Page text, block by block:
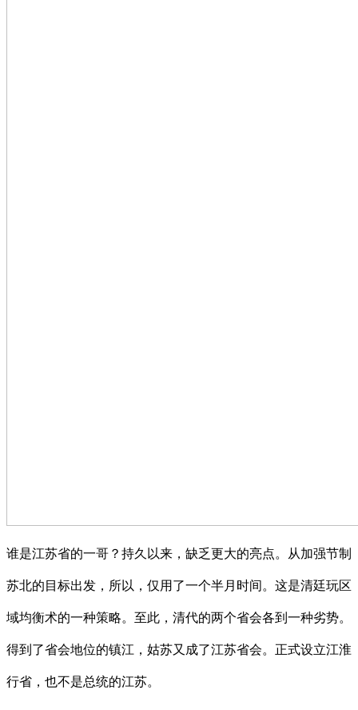
谁是江苏省的一哥？持久以来，缺乏更大的亮点。从加强节制
苏北的目标出发，所以，仅用了一个半月时间。这是清廷玩区
域均衡术的一种策略。至此，清代的两个省会各到一种劣势。
得到了省会地位的镇江，姑苏又成了江苏省会。正式设立江淮
行省，也不是总统的江苏。